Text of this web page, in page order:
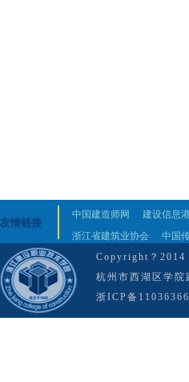
友情链接
中国建造师网 建设信息
浙江省建筑业协会
中国
Copyright？2014
杭州市西湖区学院
浙ICP备